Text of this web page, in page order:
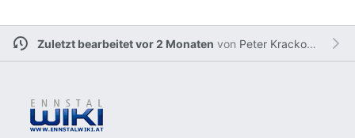
Zuletzt bearbeitet vor 2 Monaten von Peter Krackowizer